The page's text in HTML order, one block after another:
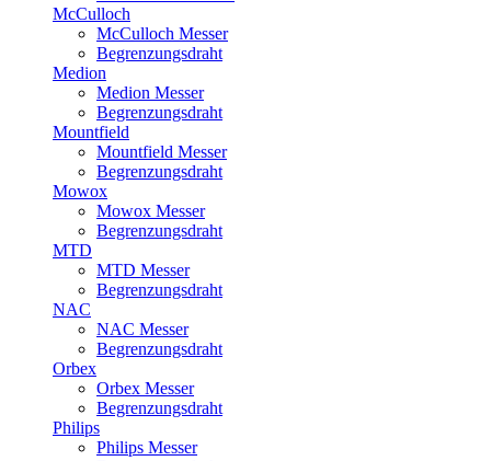
McCulloch
McCulloch Messer
Begrenzungsdraht
Medion
Medion Messer
Begrenzungsdraht
Mountfield
Mountfield Messer
Begrenzungsdraht
Mowox
Mowox Messer
Begrenzungsdraht
MTD
MTD Messer
Begrenzungsdraht
NAC
NAC Messer
Begrenzungsdraht
Orbex
Orbex Messer
Begrenzungsdraht
Philips
Philips Messer